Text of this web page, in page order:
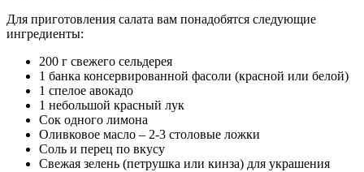
Для приготовления салата вам понадобятся следующие
ингредиенты:
200 г свежего сельдерея
1 банка консервированной фасоли (красной или белой)
1 спелое авокадо
1 небольшой красный лук
Сок одного лимона
Оливковое масло – 2-3 столовые ложки
Соль и перец по вкусу
Свежая зелень (петрушка или кинза) для украшения